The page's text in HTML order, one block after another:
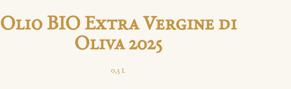
Olio BIO Extra Vergine di
Oliva 2025
0,5 l